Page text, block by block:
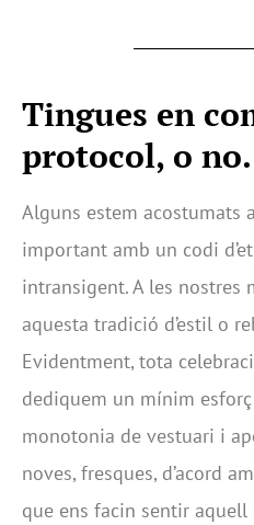
Tingues en
protocol, o
Alguns estem acostumats
important amb un codi
intransigent. A les nostres
aquesta tradició d’estil o
Evidentment, tota
dediquem un mínim
monotonia de vestuari i
noves, fresques, d’acord
que ens facin sentir aquell